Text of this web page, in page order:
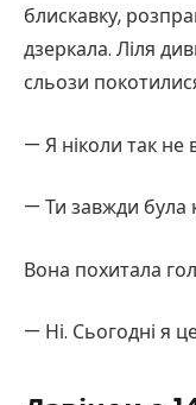
блискавку,
дзеркала. Ліля
сльози
— Я ніколи так не
— Ти завжди була
Вона похитала
— Ні. Сьогодні я